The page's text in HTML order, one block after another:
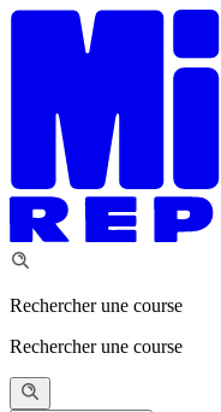
Rechercher une course
Rechercher une course